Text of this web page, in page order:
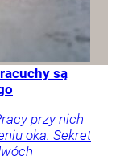
są
przy nich
oka. Sekret